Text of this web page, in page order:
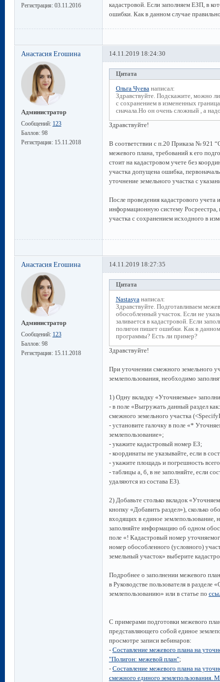
Регистрация: 03.11.2016
кадастровой. Если заполняем ЕЗП, в
ошибки. Как в данном случае
Анастасия Егошина
Администратор
Сообщений: 123
Баллов: 98
Регистрация: 15.11.2018
14.11.2019 18:24:30
Цитата
Ольга Чуеванаписал:
Здравствуйте. Подскажите, можно
с сохранением в измененных
сначала.Но он очень сложный , а
Здравствуйте!
В соответствии с п.20 Приказа № 921
межевого плана, требований к его
стоит на кадастровом учете без
участка допущена ошибка,
уточнение земельного участка с
После проведения кадастрового
информационную систему Росреестра,
участка с сохранением исходного в
Анастасия Егошина
Администратор
Сообщений: 123
Баллов: 98
Регистрация: 15.11.2018
14.11.2019 18:27:35
Цитата
Nastasyaнаписал:
Здравствуйте. Подготавливаем
обособленный участок. Если не
заливается в кадастровой. Если
полигон пишет ошибки. Как в
программы? Есть ли пример?
Здравствуйте!
При уточнении смежного земельного
землепользования, необходимо
1) Одну вкладку «Уточняемые»
- в поле «Выгружать данный раздел
смежного земельного участка
- установите галочку в поле «*
землепользование»;
- укажите кадастровый номер ЕЗ;
- координаты не указывайте, если в
- укажите площадь и погрешность
- таблицы а, б, в не заполняйте, если
удаляются из состава ЕЗ).
2) Добавьте столько вкладок
кнопку «Добавить раздел»), сколько
входящих в единое землепользование,
заполняйте информацию об одном
поле «! Кадастровый номер
номер обособленного (условного)
земельный участок» выберите
Подробнее о заполнении межевого
в Руководстве пользователя в
землепользованию» или в статье по
С примерами подготовки межевого
представляющего собой единое
просмотре записи вебинаров:
- Составление межевого плана на
"Полигон: межевой план";
- Составление межевого плана на
смежного единого